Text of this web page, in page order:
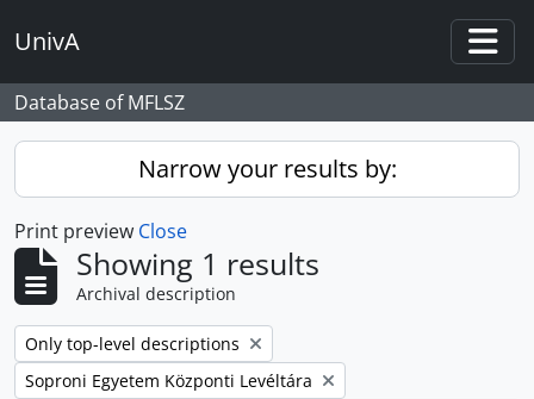
UnivA
Database of MFLSZ
Narrow your results by:
Print preview Close
Showing 1 results
Archival description
Remove filter:
Only top-level descriptions
Remove filter:
Soproni Egyetem Központi Levéltára